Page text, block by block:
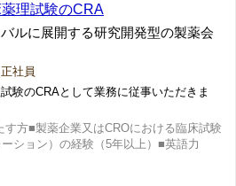
理試験のCRA
ルに展開する研究開発型の製薬会
正社員
験のCRAとして業務に従事いただきま
す方■製薬企業又はCROにおける臨床試験
ション）の経験（5年以上）■英語力